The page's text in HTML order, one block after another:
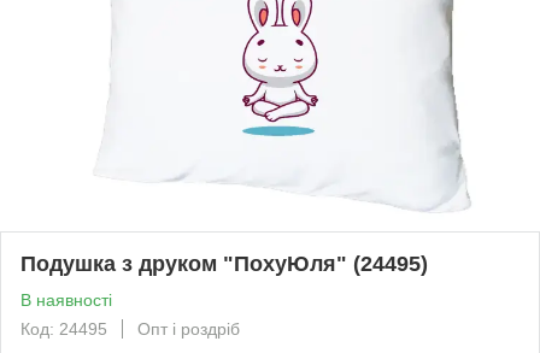
Подушка з друком "ПохуЮля" (24495)
В наявності
Код: 24495
Опт і роздріб